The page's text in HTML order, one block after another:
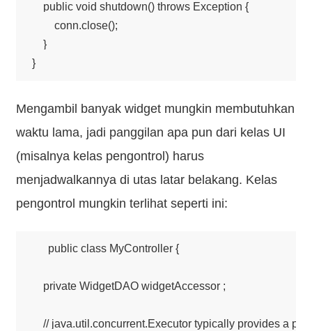
    public void shutdown() throws Exception {
        conn.close();
    }
}
Mengambil banyak widget mungkin membutuhkan
waktu lama, jadi panggilan apa pun dari kelas UI
(misalnya kelas pengontrol) harus
menjadwalkannya di utas latar belakang. Kelas
pengontrol mungkin terlihat seperti ini:
public class MyController {
    private WidgetDAO widgetAccessor ;
// java.util.concurrent.Executor typically provides a